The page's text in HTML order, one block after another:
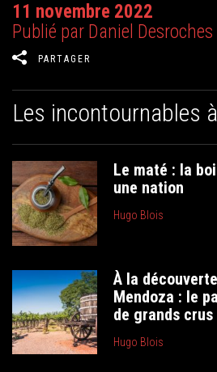
11 novembre 2022
Publié par Daniel Desroches
PARTAGER
Les incontournables
Le maté : la
une nation
Hugo Blois
À la
Mendoza : le
de grands crus
Hugo Blois